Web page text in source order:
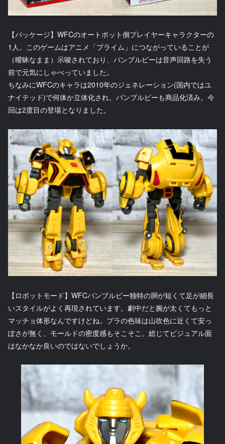
【パッケージ】WFCのオートボット側プレイヤーキャラクターの
1人。このゲームはアニメ「プライム」につながっていることが
（曖昧なまま）示唆されており、バンブルビーは音声回路を失う
前で元気にしゃべっていました。
ちなみにWFCのキャラは2010年のジェネレーション(国内ではユ
ナイテッド)で何体か立体化され、バンブルビーも商品化済み。今
回は2度目の登場となりました。
【ロボットモード】WFCバンブルビー独特の胴が短くて足が細長
いスタイルがよく再現されています。劇中だと腕が太くてもっと
マッチョ体形なんですけどね。プラの色味は山吹色に近くて安っ
ぽさが無く、モールドの密度感もそこそこ。総じてビジュアル面
はなかなか良いのではないでしょうか。